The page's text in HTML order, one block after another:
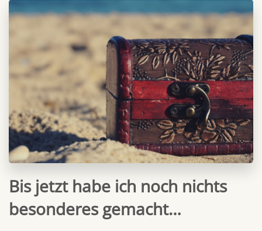
Bis jetzt habe ich noch nichts
besonderes gemacht…